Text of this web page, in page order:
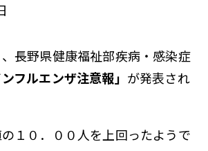
長野県健康福祉部疾病・感染症
ンフルエンザ注意報」 が発表され
１０．００人を上回ったようで